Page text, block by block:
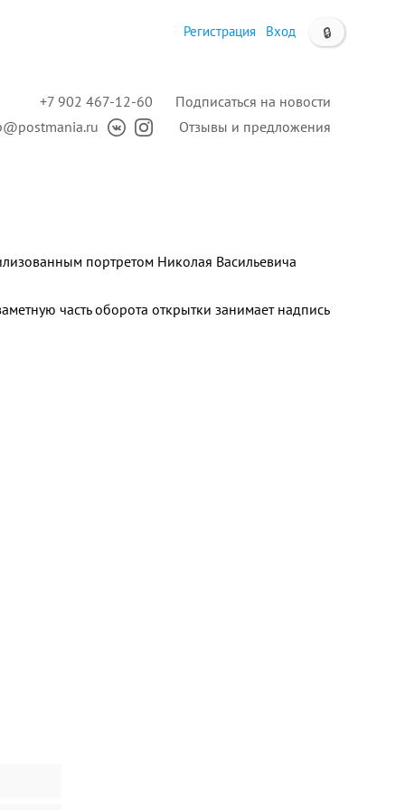
🔒
Регистрация Вход
Подписаться на новости
Отзывы и предложения
+7 902 467-12-60
портретом Николая Васильевича
часть оборота открытки занимает надпись